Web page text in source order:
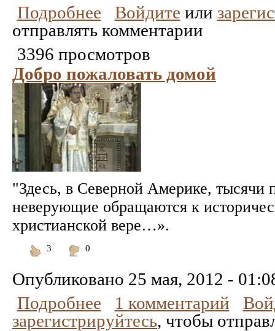
Подробнее
Войдите или
отправлять комментарии
3396 просмотров
Добро пожаловать домой
"Здесь, в Северной Америке, тысячи
неверующие обращаются к
христианской вере…».
3
0
Опубликовано 25 мая, 2012 -
Подробнее
1 комментарий
зарегистрируйтесь, чтобы